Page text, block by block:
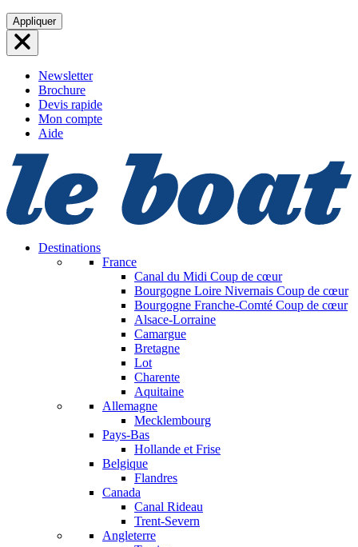
Aller
au
contenu
Appliquer
Newsletter
Brochure
Devis rapide
Mon compte
Aide
Destinations
France
Canal du Midi Coup de cœur
Bourgogne Loire Nivernais Coup de cœur
Bourgogne Franche-Comté Coup de cœur
Alsace-Lorraine
Camargue
Bretagne
Lot
Charente
Aquitaine
Allemagne
Mecklembourg
Pays-Bas
Hollande et Frise
Belgique
Flandres
Canada
Canal Rideau
Trent-Severn
Angleterre